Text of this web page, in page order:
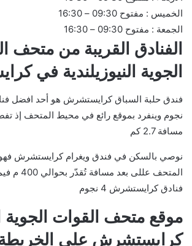
الخميس : مفتوح 09:30 – 16:30
الجمعة : مفتوح 09:30 – 16:30
الفنادق القريبة من متحف
الجوية النيوزيلندية في
نجوم وينفرد بموقع رائع في محيط المتحف إذ
مسافة 2.7 كم
نوصي بالسكن في فندق ويغرام كرايستشرش
المتحف عللى
فنادق كرايستشرش 4 نجوم
موقع متحف القوات الجوية
كرايستشرش على